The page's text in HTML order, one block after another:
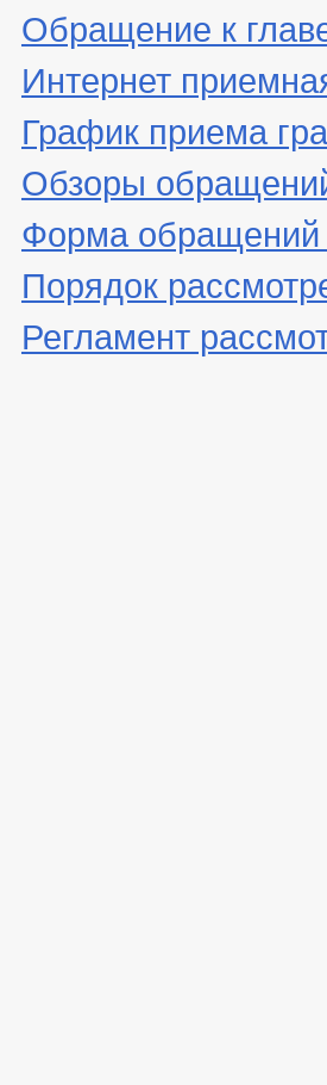
Обращение к
Интернет
График приема
Обзоры
Форма обращений
Порядок
Регламент